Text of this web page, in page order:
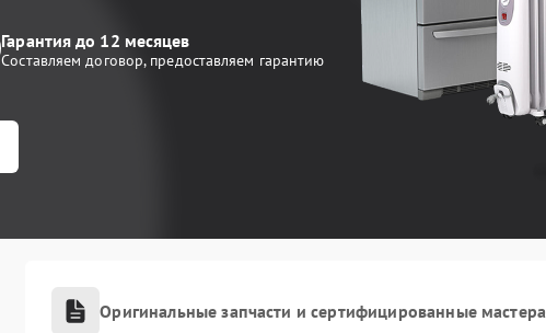
Гарантия до 12 месяцев
Составляем договор, предоставляем гарантию
Оригинальные запчасти и сертифицированные мастера